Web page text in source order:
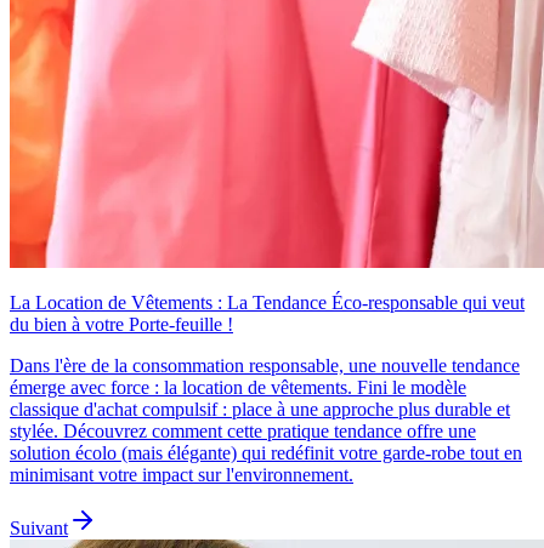
La Location de Vêtements : La Tendance Éco-responsable qui veut
du bien à votre Porte-feuille !
Dans l'ère de la consommation responsable, une nouvelle tendance
émerge avec force : la location de vêtements. Fini le modèle
classique d'achat compulsif : place à une approche plus durable et
stylée. Découvrez comment cette pratique tendance offre une
solution écolo (mais élégante) qui redéfinit votre garde-robe tout en
minimisant votre impact sur l'environnement.
Suivant